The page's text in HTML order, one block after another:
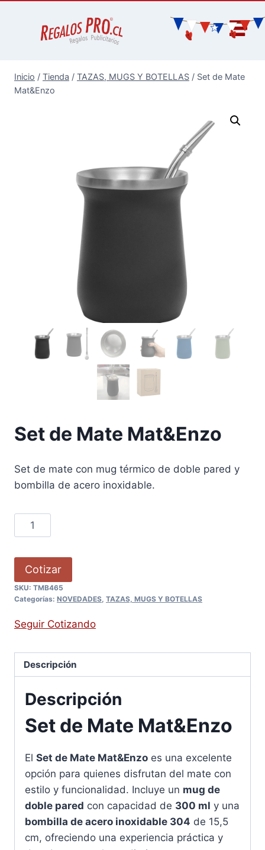
Inicio / Tienda / TAZAS, MUGS Y BOTELLAS / Set de Mate
Mat&Enzo
Set de Mate Mat&Enzo
Set de mate con mug térmico de doble pared y
bombilla de acero inoxidable.
Cotizar
SKU: TMB465
Categorías: NOVEDADES, TAZAS, MUGS Y BOTELLAS
Seguir Cotizando
Descripción
Descripción
Set de Mate Mat&Enzo
El Set de Mate Mat&Enzo es una excelente
opción para quienes disfrutan del mate con
estilo y funcionalidad. Incluye un mug de
doble pared con capacidad de 300 ml y una
bombilla de acero inoxidable 304 de 15,5
cm, ofreciendo una experiencia práctica y